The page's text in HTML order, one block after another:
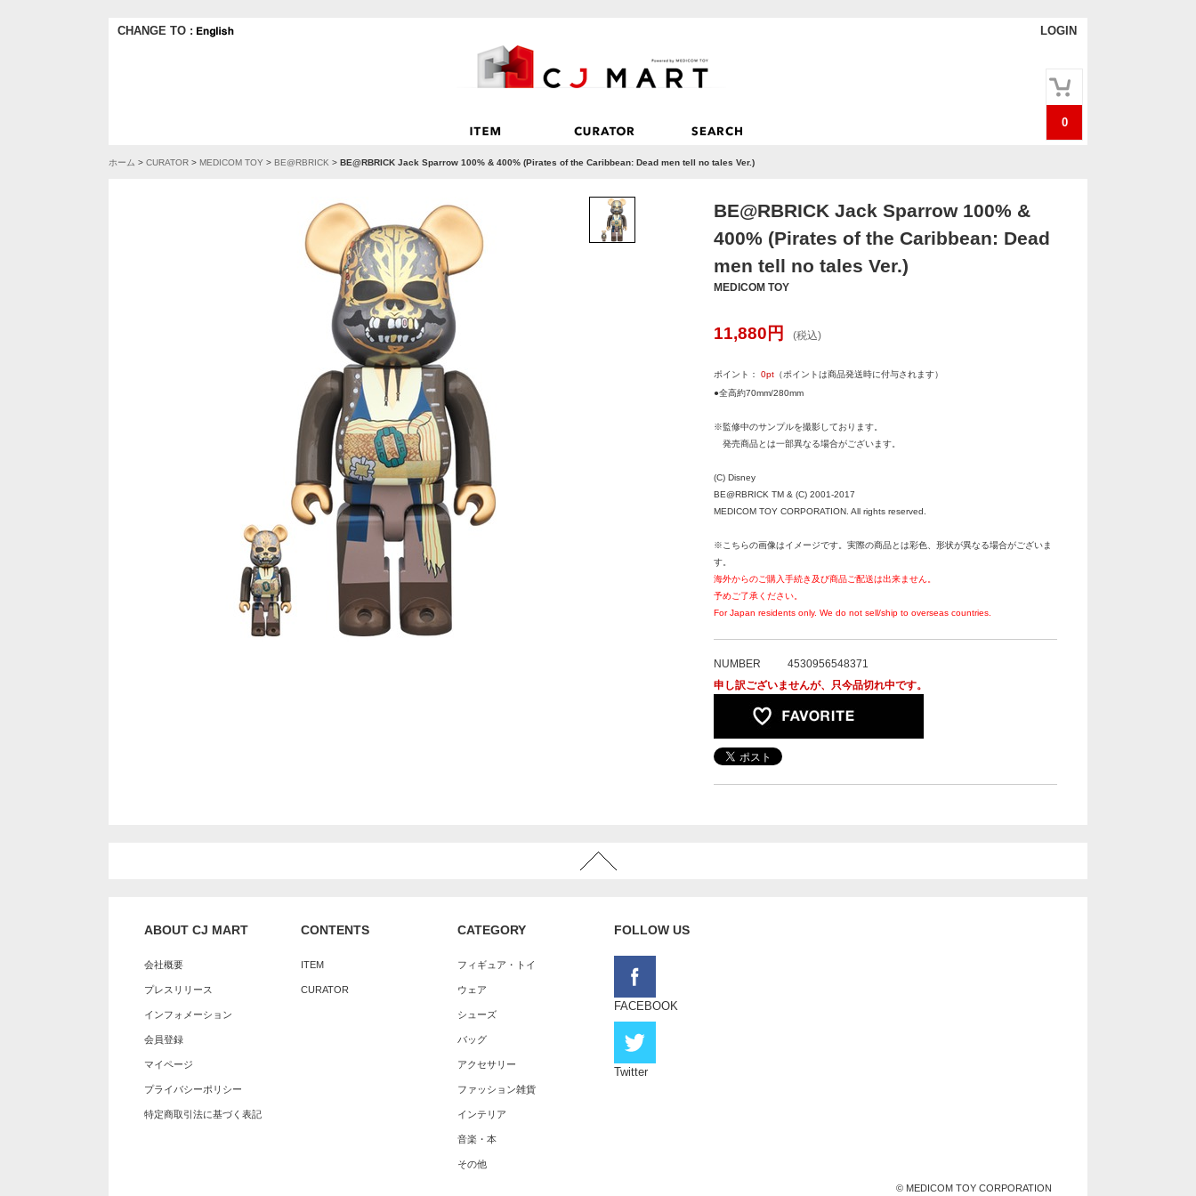
CHANGE TO : LOGIN
0
ホーム > CURATOR > MEDICOM TOY > BE@RBRICK > BE@RBRICK Jack Sparrow 100% & 400% (Pirates of the Caribbean: Dead men tell no tales Ver.)
BE@RBRICK Jack Sparrow 100% &
400% (Pirates of the Caribbean: Dead
men tell no tales Ver.)
MEDICOM TOY
11,880 円 (税込)
ポイント： 0pt （ポイントは商品発送時に付与されます）
●全高約70mm/280mm
※監修中のサンプルを撮影しております。
発売商品とは一部異なる場合がございます。
(C) Disney
BE@RBRICK TM & (C) 2001-2017
MEDICOM TOY CORPORATION. All rights reserved.
※こちらの画像はイメージです。実際の商品とは彩色、形状が異なる場合がございま
す。
海外からのご購入手続き及び商品ご配送は出来ません。
予めご了承ください。
For Japan residents only. We do not sell/ship to overseas countries.
NUMBER
4530956548371
申し訳ございませんが、只今品切れ中です。
ABOUT CJ MART
会社概要
プレスリリース
インフォメーション
会員登録
マイページ
プライバシーポリシー
特定商取引法に基づく表記
CONTENTS
ITEM
CURATOR
CATEGORY
フィギュア・トイ
ウェア
シューズ
バッグ
アクセサリー
ファッション雑貨
インテリア
音楽・本
その他
FOLLOW US
FACEBOOK
Twitter
© MEDICOM TOY CORPORATION